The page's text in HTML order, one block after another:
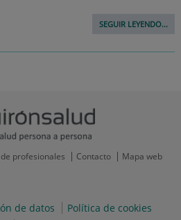
SEGUIR LEYENDO...
profesionales Contacto Mapa web
de datos
Política de cookies